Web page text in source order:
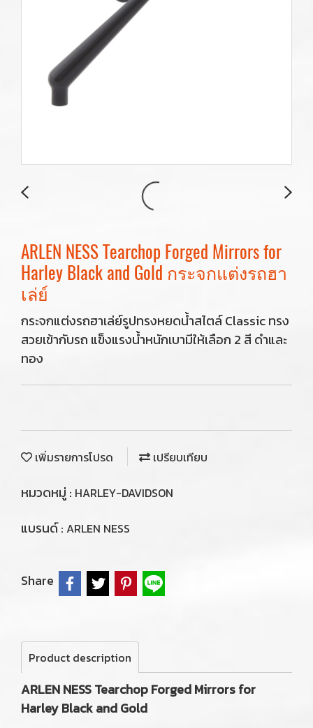
ARLEN NESS Tearchop Forged Mirrors for
Harley Black and Gold กระจกแต่งรถฮา
เล่ย์
กระจกแต่งรถฮาเล่ย์รูปทรงหยดน้ำสไตล์ Classic ทรง
สวยเข้ากับรถ แข็งแรงน้ำหนักเบามีให้เลือก 2 สี ดำและ
ทอง
เพิ่มรายการโปรด เปรียบเทียบ
หมวดหมู่ : HARLEY-DAVIDSON
แบรนด์ : ARLEN NESS
Share
Product description
ARLEN NESS Tearchop Forged Mirrors for
Harley Black and Gold